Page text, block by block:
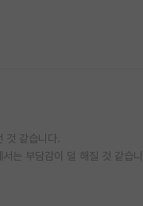
같습니다.
는 부담감이 덜 해질 것 같습